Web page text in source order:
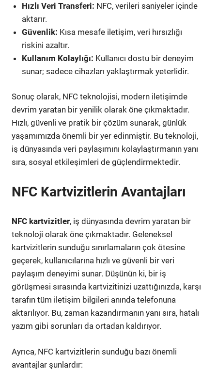
Hızlı Veri Transferi: NFC, verileri saniyeler içinde
aktarır.
Güvenlik: Kısa mesafe iletişim, veri hırsızlığı
riskini azaltır.
Kullanım Kolaylığı: Kullanıcı dostu bir deneyim
sunar; sadece cihazları yaklaştırmak yeterlidir.
Sonuç olarak, NFC teknolojisi, modern iletişimde
devrim yaratan bir yenilik olarak öne çıkmaktadır.
Hızlı, güvenli ve pratik bir çözüm sunarak, günlük
yaşamımızda önemli bir yer edinmiştir. Bu teknoloji,
iş dünyasında veri paylaşımını kolaylaştırmanın yanı
sıra, sosyal etkileşimleri de güçlendirmektedir.
NFC Kartvizitlerin Avantajları
NFC kartvizitler, iş dünyasında devrim yaratan bir
teknoloji olarak öne çıkmaktadır. Geleneksel
kartvizitlerin sunduğu sınırlamaların çok ötesine
geçerek, kullanıcılarına hızlı ve güvenli bir veri
paylaşım deneyimi sunar. Düşünün ki, bir iş
görüşmesi sırasında kartvizitinizi uzattığınızda, karşı
tarafın tüm iletişim bilgileri anında telefonuna
aktarılıyor. Bu, zaman kazandırmanın yanı sıra, hatalı
yazım gibi sorunları da ortadan kaldırıyor.
Ayrıca, NFC kartvizitlerin sunduğu bazı önemli
avantajlar şunlardır: